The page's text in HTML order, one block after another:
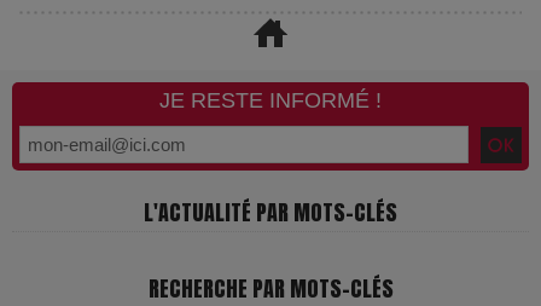
JE RESTE INFORMÉ !
L'ACTUALITÉ PAR MOTS-CLÉS
RECHERCHE PAR MOTS-CLÉS